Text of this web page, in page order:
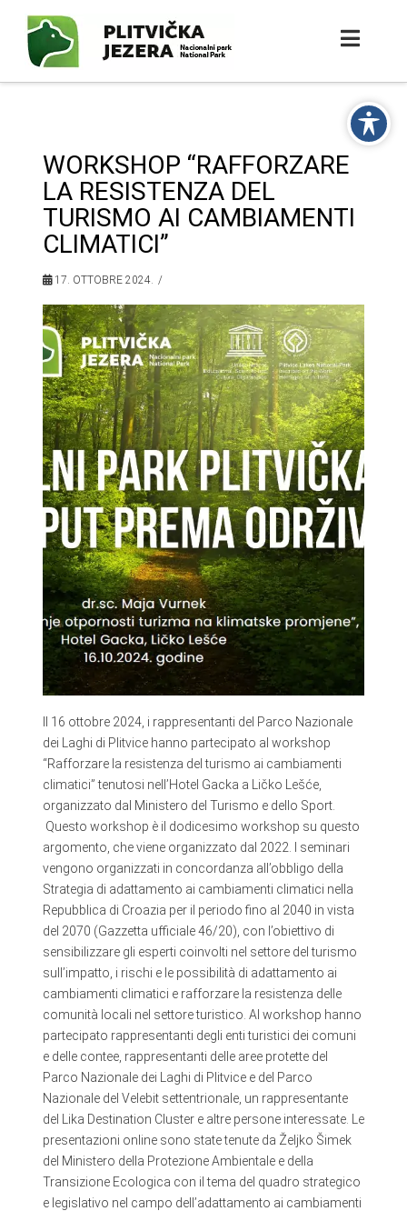
WORKSHOP “RAFFORZARE
LA RESISTENZA DEL
TURISMO AI CAMBIAMENTI
CLIMATICI”
17. OTTOBRE 2024.
Il 16 ottobre 2024, i rappresentanti del Parco Nazionale
dei Laghi di Plitvice hanno partecipato al workshop
“Rafforzare la resistenza del turismo ai cambiamenti
climatici” tenutosi nell’Hotel Gacka a Ličko Lešće,
organizzato dal Ministero del Turismo e dello Sport.
Questo workshop è il dodicesimo workshop su questo
argomento, che viene organizzato dal 2022. I seminari
vengono organizzati in concordanza all’obbligo della
Strategia di adattamento ai cambiamenti climatici nella
Repubblica di Croazia per il periodo fino al 2040 in vista
del 2070 (Gazzetta ufficiale 46/20), con l’obiettivo di
sensibilizzare gli esperti coinvolti nel settore del turismo
sull’impatto, i rischi e le possibilità di adattamento ai
cambiamenti climatici e rafforzare la resistenza delle
comunità locali nel settore turistico. Al workshop hanno
partecipato rappresentanti degli enti turistici dei comuni
e delle contee, rappresentanti delle aree protette del
Parco Nazionale dei Laghi di Plitvice e del Parco
Nazionale del Velebit settentrionale, un rappresentante
del Lika Destination Cluster e altre persone interessate. Le
presentazioni online sono state tenute da Željko Šimek
del Ministero della Protezione Ambientale e della
Transizione Ecologica con il tema del quadro strategico
e legislativo nel campo dell’adattamento ai cambiamenti